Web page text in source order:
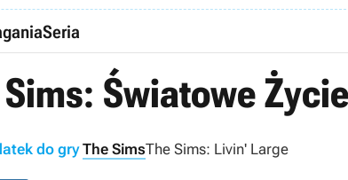
Seria
Światowe Życie
do gry The SimsThe Sims: Livin' Large